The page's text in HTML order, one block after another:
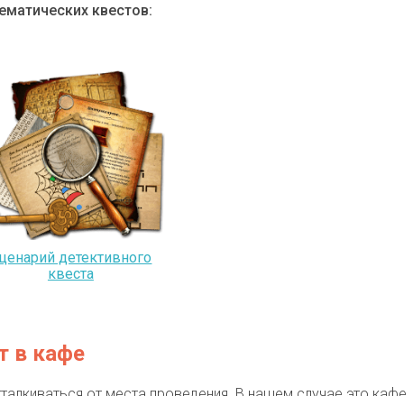
квестов:
детективного
квеста
в кафе